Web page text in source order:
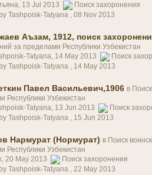
13 Jul 2013
Поиск захоронения
Tashpoisk-Tatyana ,08 Nov 2013
Аъзам, 1912, поиск
за пределами Республики Узбекистан
Tatyana, 14 May 2013
Поиск
Tashpoisk-Tatyana , 14 May 2013
Павел Васильевич,1906 в
Республики Узбекистан
Tatyana, 13 Jun 2013
Поиск
Tashpoisk-Tatyana , 15 Jun 2013
Нармурат (Нормурат) в Поиск
Республики Узбекистан
20 May 2013
Поиск захоронения
Tashpoisk-Tatyana ,22 May 2013